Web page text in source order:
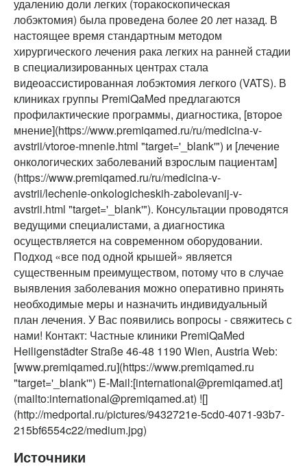
удалению доли легких (торакоскопическая
лобэктомия) была проведена более 20 лет назад. В
настоящее время стандартным методом
хирургического лечения рака легких на ранней стадии
в специализированных центрах стала
видеоассистированная лобэктомия легкого (VATS). В
клиниках группы PremiQaMed предлагаются
профилактические программы, диагностика, [второе
мнение](https://www.premiqamed.ru/ru/medicina-v-
avstrii/vtoroe-mnenie.html "target='_blank'") и [лечение
онкологических заболеваний взрослым пациентам]
(https://www.premiqamed.ru/ru/medicina-v-
avstrii/lechenie-onkologicheskih-zabolevanij-v-
avstrii.html "target='_blank'"). Консультации проводятся
ведущими специалистами, а диагностика
осуществляется на современном оборудовании.
Подход «все под одной крышей» является
существенным преимуществом, потому что в случае
выявления заболевания можно оперативно принять
необходимые меры и назначить индивидуальный
план лечения. У Вас появились вопросы - свяжитесь с
нами! Контакт: Частные клиники PremiQaMed
Heiligenstädter Straße 46-48 1190 Wien, Austria Web:
[www.premiqamed.ru](https://www.premiqamed.ru
"target='_blank'") E-Mail:[international@premiqamed.at]
(mailto:international@premiqamed.at) ![]
(http://medportal.ru/pictures/9432721e-5cd0-4071-93b7-
215bf6554c22/medium.jpg)
Источники